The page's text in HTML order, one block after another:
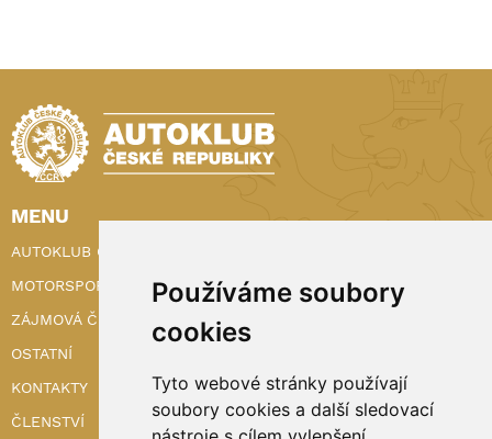
Používáme soubory
cookies
Tyto webové stránky používají
soubory cookies a další sledovací
MENU
AUTOKLUB ČR
MOTORSPORT
ZÁJMOVÁ ČINNOST
OSTATNÍ
KONTAKTY
ČLENSTVÍ